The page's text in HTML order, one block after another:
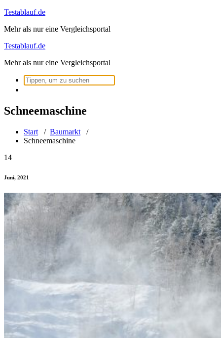
Zum
springen
Testablauf.de
Mehr als nur eine Vergleichsportal
Testablauf.de
Mehr als nur eine Vergleichsportal
Suchen
nach:
Schneemaschine
Start / Baumarkt /
Schneemaschine
14
Juni, 2021